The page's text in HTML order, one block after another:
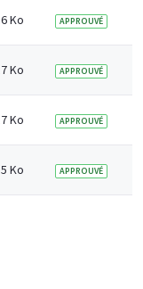
Ko APPROUVÉ
Example 2
Ko APPROUVÉ
Example 1
Ko APPROUVÉ
checklist
Ko APPROUVÉ